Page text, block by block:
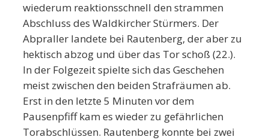
wiederum reaktionsschnell den strammen
Abschluss des Waldkircher Stürmers. Der
Abpraller landete bei Rautenberg, der aber zu
hektisch abzog und über das Tor schoß (22.).
In der Folgezeit spielte sich das Geschehen
meist zwischen den beiden Strafräumen ab.
Erst in den letzte 5 Minuten vor dem
Pausenpfiff kam es wieder zu gefährlichen
Torabschlüssen. Rautenberg konnte bei zwei